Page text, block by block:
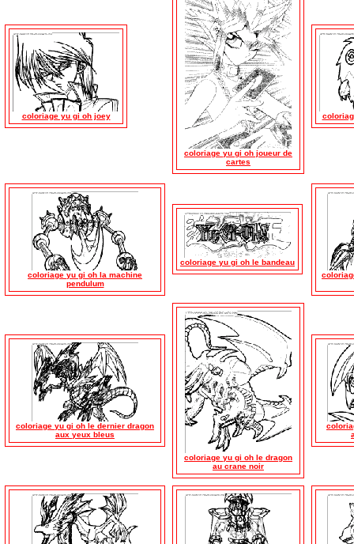
coloriage yu gi oh joey
coloriage yu gi oh joueur de
cartes
coloriage yu gi oh la machine
pendulum
coloriage yu gi oh le bandeau
coloriage yu gi oh le dernier dragon
aux yeux bleus
coloriage yu gi oh le dragon
au crane noir